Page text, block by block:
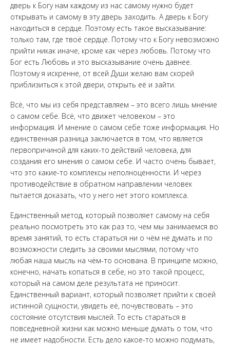
дверь к Богу нам каждому из нас самому нужно будет
открывать и самому в эту дверь заходить. А дверь к Богу
находиться в сердце. Поэтому есть такое высказывание:
только там, где твоё сердце. Потому что к Богу невозможно
прийти никак иначе, кроме как через любовь. Потому что
Бог есть Любовь и это высказывание очень давнее.
Поэтому я искренне, от всей Души желаю вам скорей
приблизиться к этой двери, открыть её и зайти.
Всё, что мы из себя представляем – это всего лишь мнение
о самом себе. Всё, что движет человеком – это
информация. И мнение о самом себе тоже информация. Но
единственная разница заключается в том, что является
первопричиной для каких-то действий человека, для
создания его мнения о самом себе. И часто очень бывает,
что это какие-то комплексы неполноценности. И через
противодействие в обратном направлении человек
пытается доказать, что у него нет этого комплекса.
Единственный метод, который позволяет самому на себя
реально посмотреть это как раз то, чем мы занимаемся во
время занятий, то есть стараться ни о чём не думать и по
возможности следить за своими мыслями, потому что
любая наша мысль на чём-то основана. В принципе можно,
конечно, начать копаться в себе, но это такой процесс,
который на самом деле результата не приносит.
Единственный вариант, который позволяет прийти к своей
истинной сущности, увидеть её, почувствовать – это
состояние отсутствия мыслей. То есть стараться в
повседневной жизни как можно меньше думать о том, что
не имеет надобности. Есть дело какое-то можно подумать,